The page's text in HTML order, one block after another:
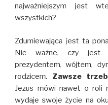
najważniejszym jest
wszystkich?
Zdumiewająca jest ta
Nie ważne, czy jest
prezydentem, wójtem,
rodzicem. Zawsze
Jezus mówi nawet o roli
wydaje swoje życie na